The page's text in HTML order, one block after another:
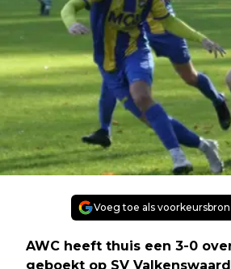
Voeg toe als
AWC heeft thuis een 3-0
geboekt op SV